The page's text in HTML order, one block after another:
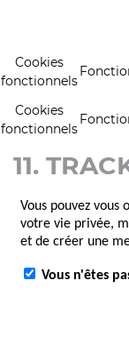
Cookies
fonctionnels
Cookies
fonctionnels
11.